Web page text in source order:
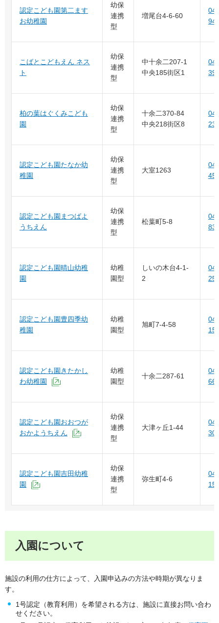
認定こども園第二ます
お幼稚園
幼保
連携
型
増尾台4-6-60
こばとこどもえん ネス
ト
幼保
連携
型
中十余二207-1
中央185街区1
柏の葉はぐくみこども
園
幼保
連携
型
十余二370-84
中央218街区8
認定こども園たなか幼
稚園
幼保
連携
型
大室1263
認定こども園まつばよ
うちえん
幼保
連携
型
松葉町5-8
認定こども園晴山幼稚
園
幼稚
園型
しいの木台4-1-
2
認定こども園豊四季幼
稚園
幼稚
園型
旭町7-4-58
認定こども園きたかし
わ幼稚園
（外部サイトへリンク）
幼稚
園型
十余二287-61
認定こども園おおつが
おかようちえん
（外部サイトへリンク）
幼保
連携
型
大津ヶ丘1-44
認定こども園吉田幼稚
園
（外部サイトへリンク）
幼保
連携
型
弥生町4-6
入園について
施設の利用の仕方によって、入園申込みの方法や時期が異なりま
す。
1号認定（教育利用）を希望される方は、施設に直接お問い合わ
せください。